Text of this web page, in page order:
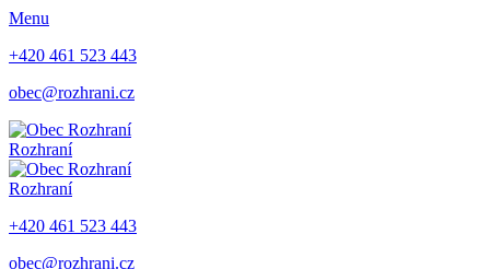
Menu
+420 461 523 443
obec@rozhrani.cz
Rozhraní
Rozhraní
+420 461 523 443
obec@rozhrani.cz